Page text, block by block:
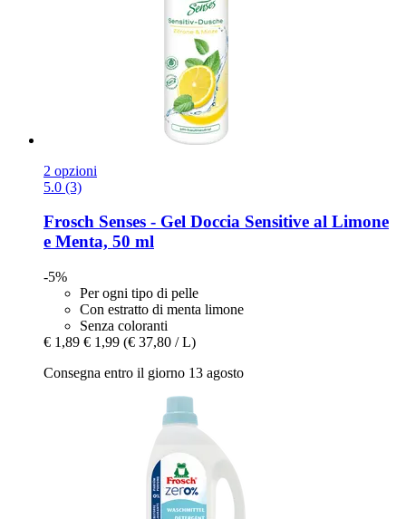
2 opzioni
5.0 (3)
Frosch Senses -​ Gel Doccia Sensitive al Limone
e Menta, 50 ml
-5%
Per ogni tipo di pelle
Con estratto di menta limone
Senza coloranti
€ 1,89 € 1,99 (€ 37,80 / L)
Consegna entro il giorno 13 agosto